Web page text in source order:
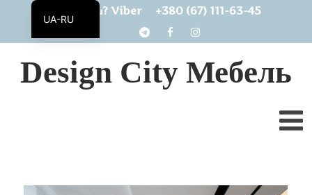
Есть вопросы? Viber +380 (67) 111-63-45
Design City Мебель
UA-RU
UA